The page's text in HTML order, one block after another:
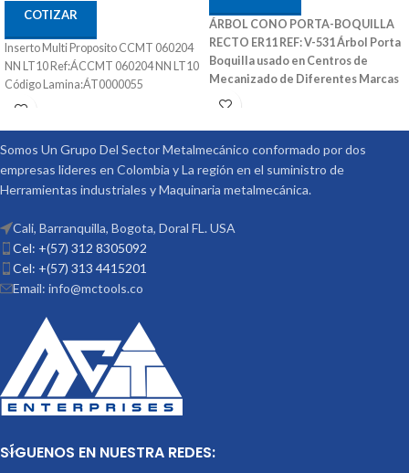
COTIZAR
Inserto Multi Proposito CCMT 060204
NN LT10 Ref:ÁCCMT 060204 NN LT10
Código Lamina:ÁT0000055
ÁRBOL CONO PORTA-BOQUILLA
RECTO ER11 REF: V-531Árbol Porta
Boquilla usado en Centros de
Mecanizado de Diferentes Marcas
También Puede Ser Utilizado en
Maquinas ConvencionalesRef: V-
531 Medidas (DxL): 16X100 Código:
3007-311 Marca: Vertex
Somos Un Grupo Del Sector Metalmecánico conformado por dos
empresas lideres en Colombia y La región en el suministro de
Herramientas industriales y Maquinaria metalmecánica.
Cali, Barranquilla, Bogota, Doral FL. USA
Cel: +(57) 312 8305092
Cel: +(57) 313 4415201
Email: info@mctools.co
SÍGUENOS EN NUESTRA REDES: